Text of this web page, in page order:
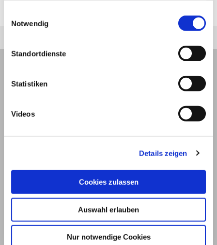
Notwendig
Standortdienste
Statistiken
Videos
Details zeigen
Cookies zulassen
Auswahl erlauben
Nur notwendige Cookies
Impressum und Nutzungsbedingungen
Datenschutz Privatsphäre